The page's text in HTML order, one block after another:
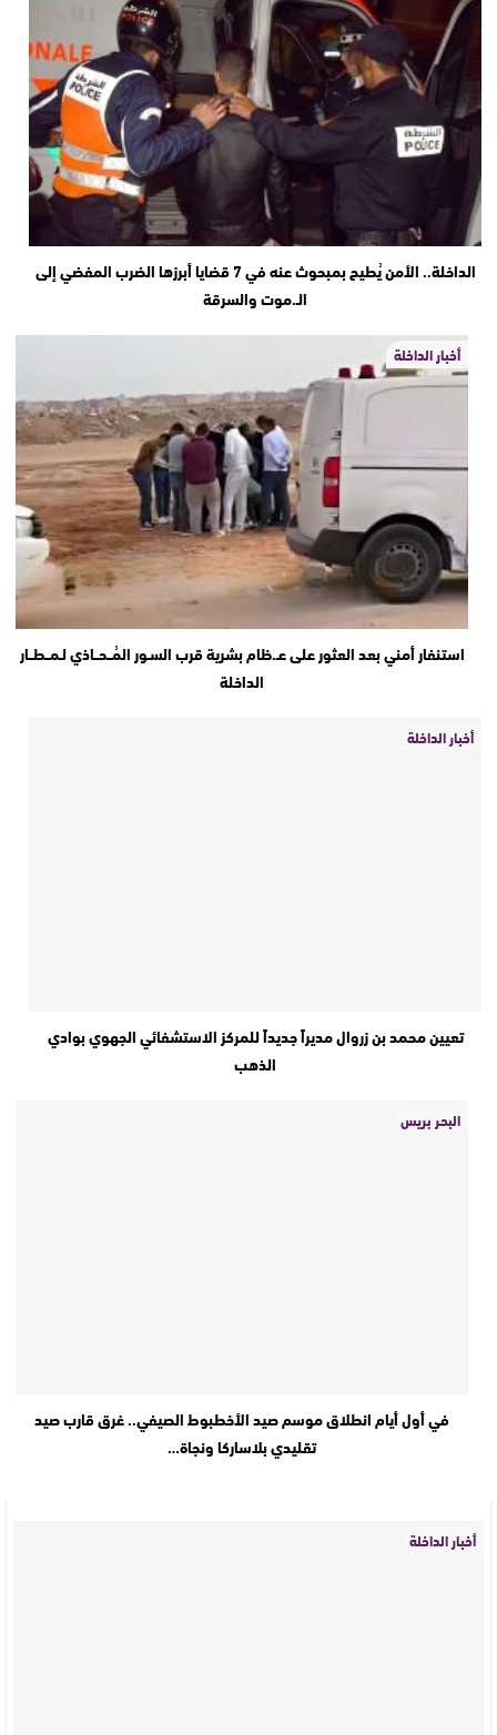
الداخلة.. الأمن يُطيح بمبحوث عنه في 7 قضايا أبرزها الضرب المفضي إلى
الـ.موت والسرقة
أخبار الداخلة
استنفار أمني بعد العثور على عـ.ظام بشرية قرب السـور المُــحــاذي لـمــطــار
الداخلة
أخبار الداخلة
تعيين محمد بن زروال مديراً جديداً للمركز الاستشفائي الجهوي بوادي
الذهب
البحر بريس
في أول أيام انطلاق موسم صيد الأخطبوط الصيفي.. غرق قارب صيد
تقليدي بلاساركا ونجاة…
أخبار الداخلة